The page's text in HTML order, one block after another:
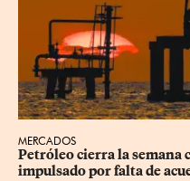
MERCADOS
Petróleo cierra la semana
impulsado por falta de